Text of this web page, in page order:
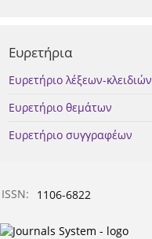
Ευρετήρια
Ευρετήριο λέξεων-κλειδιών
Ευρετήριο θεμάτων
Ευρετήριο συγγραφέων
ISSN: 1106-6822